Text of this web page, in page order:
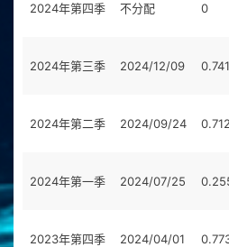
2024年第四季 不分配 0
2024年第三季 2024/12/09 0.741
2024年第二季 2024/09/24 0.712
2024年第一季 2024/07/25
2023年第四季 2024/04/01